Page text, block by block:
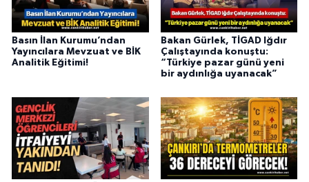
Basın İlan Kurumu’ndan
Yayıncılara Mevzuat ve BİK
Analitik Eğitimi!
Bakan Gürlek, TİGAD Iğdır
Çalıştayında konuştu:
“Türkiye pazar günü yeni
bir aydınlığa uyanacak”